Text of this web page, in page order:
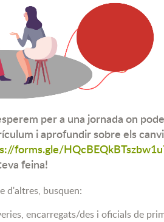
per a una jornada on
i aprofundir sobre els
forms.gle/
feina!
d'altres, busquen:
encarregats/des i oficials de